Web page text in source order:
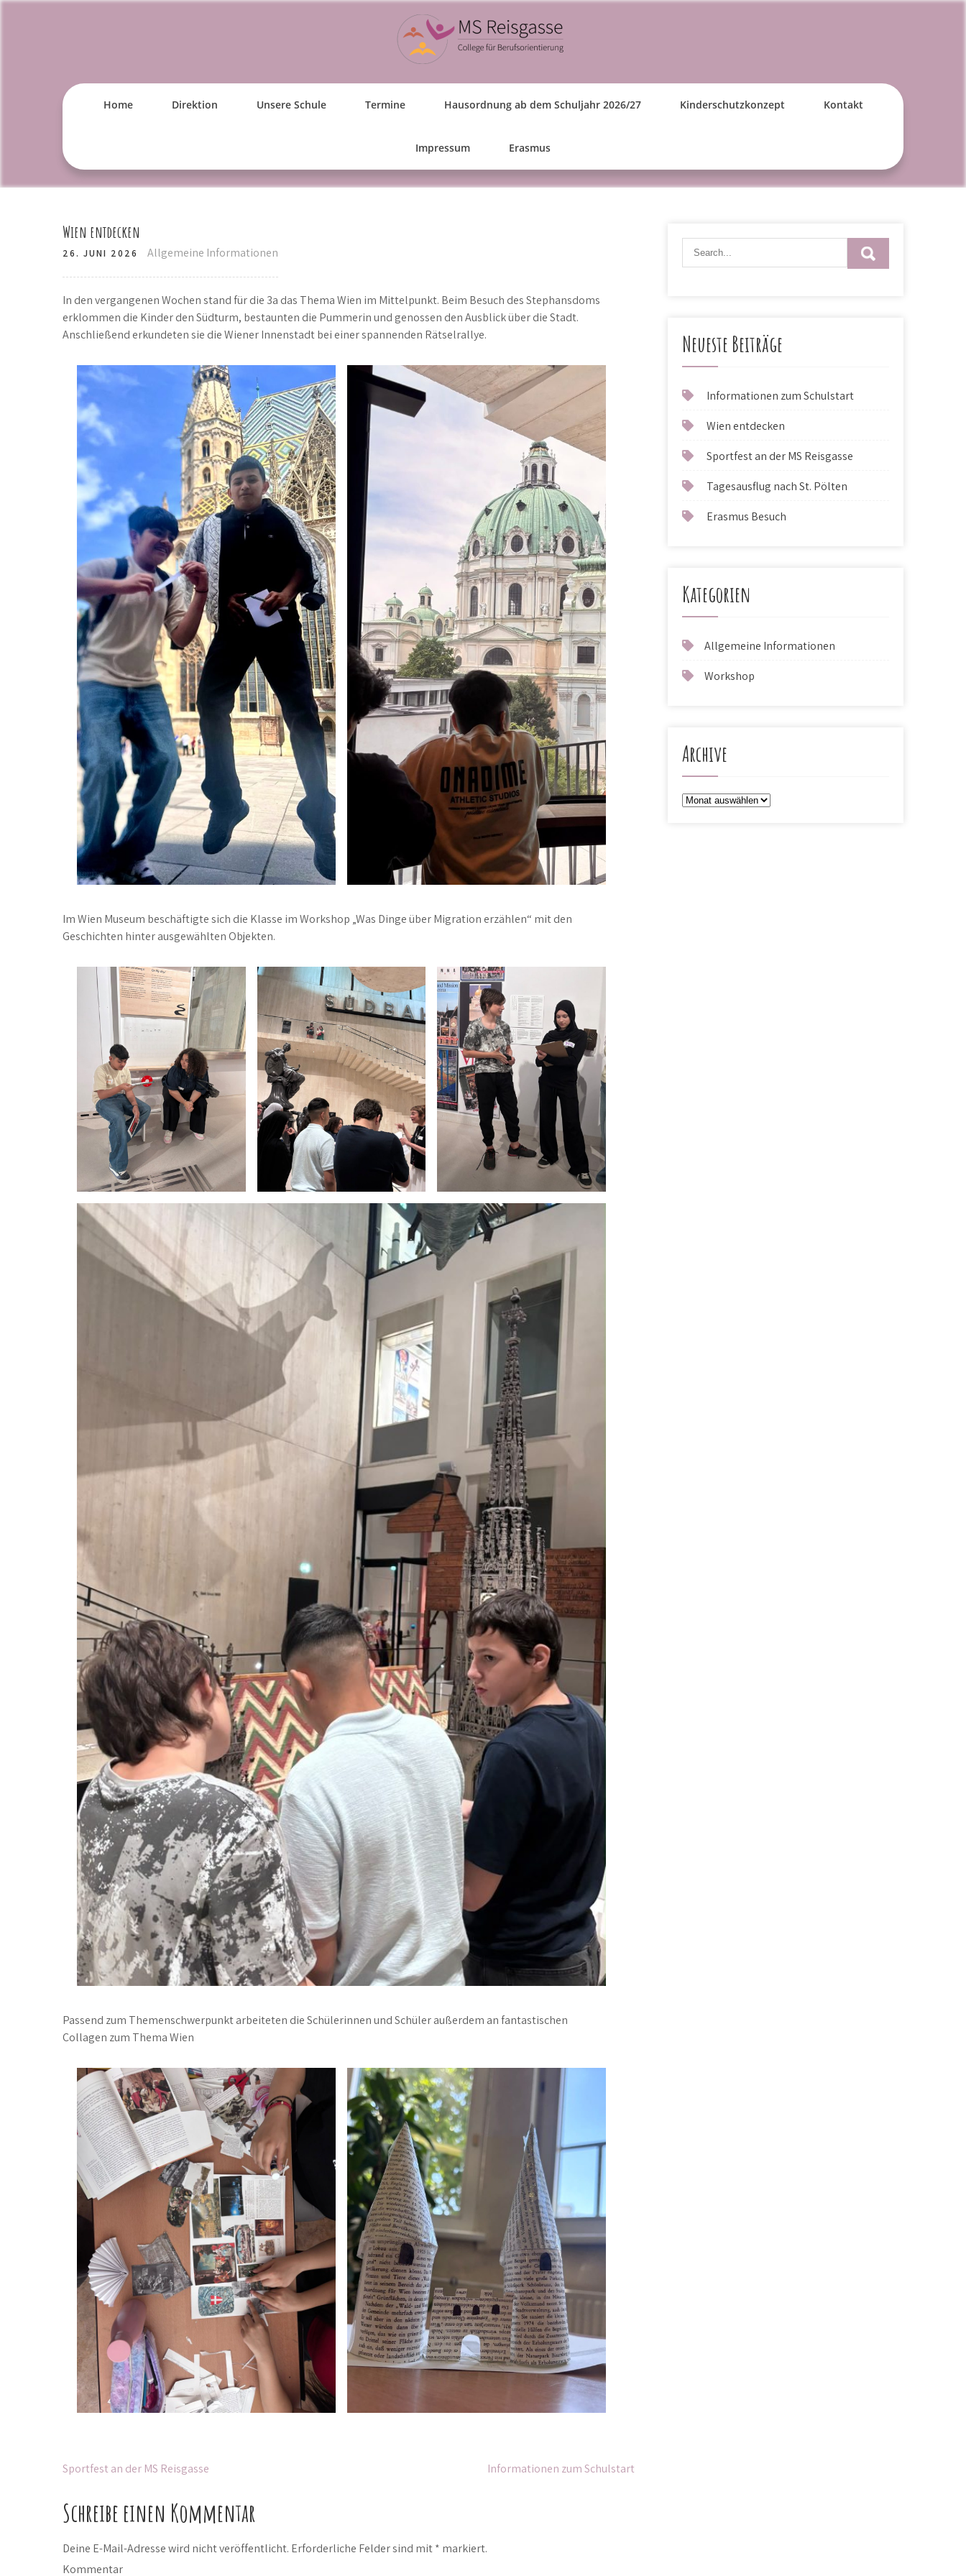
Home Direktion Unsere Schule Termine Hausordnung ab dem Schuljahr 2026/27 Kinderschutzkonzept Kontakt
Impressum Erasmus
Wien entdecken
26. JUNI 2026 Allgemeine Informationen
In den vergangenen Wochen stand für die 3a das Thema Wien im Mittelpunkt. Beim Besuch des Stephansdoms
erklommen die Kinder den Südturm, bestaunten die Pummerin und genossen den Ausblick über die Stadt.
Anschließend erkundeten sie die Wiener Innenstadt bei einer spannenden Rätselrallye.
Im Wien Museum beschäftigte sich die Klasse im Workshop „Was Dinge über Migration erzählen“ mit den
Geschichten hinter ausgewählten Objekten.
Passend zum Themenschwerpunkt arbeiteten die Schülerinnen und Schüler außerdem an fantastischen
Collagen zum Thema Wien
Beitrags-
Navigation
Sportfest an der MS Reisgasse Informationen zum Schulstart
Schreibe einen Kommentar
Deine E-Mail-Adresse wird nicht veröffentlicht. Erforderliche Felder sind mit* markiert.
Kommentar
Neueste Beiträge
Informationen zum Schulstart
Wien entdecken
Sportfest an der MS Reisgasse
Tagesausflug nach St. Pölten
Erasmus Besuch
Kategorien
Allgemeine Informationen
Workshop
Archive
Archive